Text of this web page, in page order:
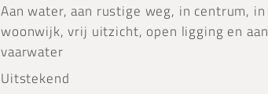
Aan water, aan rustige weg, in centrum, in
woonwijk, vrij uitzicht, open ligging en aan
vaarwater
Uitstekend